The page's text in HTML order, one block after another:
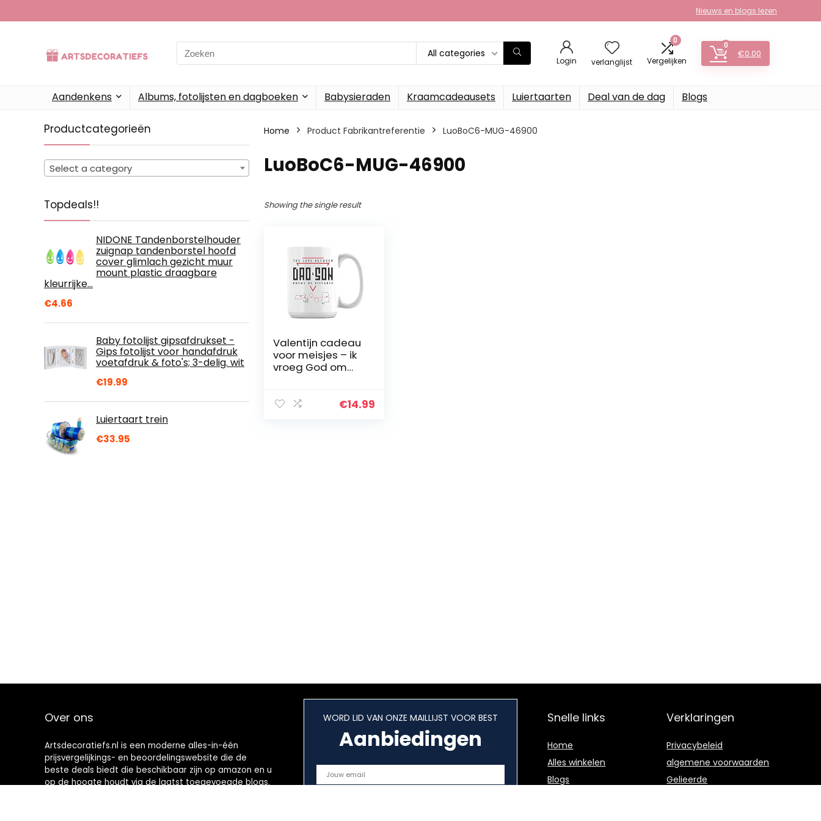
Nieuws en blogs lezen
Search
for:
All categories
Login verlanglijst
0
Vergelijken
0
€0.00
Aandenkens Albums, fotolijsten en dagboeken Babysieraden Kraamcadeausets Luiertaarten Deal van de dag Blogs
Productcategorieën
Select a category
Topdeals!!
NIDONE Tandenborstelhouder
zuignap tandenborstel hoofd
cover glimlach gezicht muur
mount plastic draagbare
kleurrijke…
€4.66
Baby fotolijst gipsafdrukset -
Gips fotolijst voor handafdruk
voetafdruk & foto's; 3-delig. wit
€19.99
Luiertaart trein
€33.95
Home Product Fabrikantreferentie LuoBoC6-MUG-46900
LuoBoC6-MUG-46900
Showing the single result
Valentijn cadeau
voor meisjes – ik
vroeg God om
Smartass Abby
€14.99
Over ons
Artsdecoratiefs.nl is een moderne alles-in-één
prijsvergelijkings- en beoordelingswebsite die de
beste deals biedt die beschikbaar zijn op amazon en u
op de hoogte houdt via de laatst toegevoegde blogs.
WORD LID VAN ONZE MAILLIJST VOOR BEST
Aanbiedingen
Snelle links
Home
Alles winkelen
Blogs
Verklaringen
Privacybeleid
algemene voorwaarden
Gelieerde